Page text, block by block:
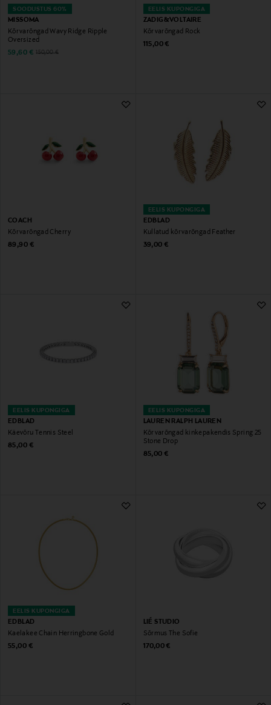
SOODUSTUS 60%
MISSOMA
Kõrvarõngad Wavy Ridge Ripple
Oversized
Discounted Price
59,60 € Original Price
150,00 €
EELIS KUPONGIGA
ZADIG&VOLTAIRE
Kõrvarõngad Rock
Original Price
115,00 €
COACH
Kõrvarõngad Cherry
Original Price
89,90 €
EELIS KUPONGIGA
EDBLAD
Kullatud kõrvarõngad Feather
Original Price
39,00 €
EELIS KUPONGIGA
EDBLAD
Käevõru Tennis Steel
Original Price
85,00 €
EELIS KUPONGIGA
LAUREN RALPH LAUREN
Kõrvarõngad kinkepakendis Spring 25
Stone Drop
Original Price
85,00 €
EELIS KUPONGIGA
EDBLAD
Kaelakee Chain Herringbone Gold
Original Price
55,00 €
LIÉ STUDIO
Sõrmus The Sofie
Original Price
170,00 €